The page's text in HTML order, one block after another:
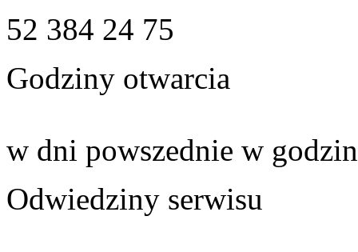
52 384 24 75
Godziny otwarcia
w dni powszednie w
Odwiedziny serwisu